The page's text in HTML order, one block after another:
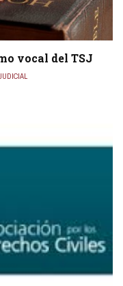
vocal del TSJ